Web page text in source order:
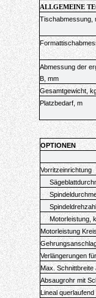
ALLGEMEINE
Tischabmessung,
Abmessung der
B, mm
Gesamtgewicht,
Platzbedarf, m
OPTIONEN
Vorritzeinrichtung
Motorleistung,
Motorleistung
Verlängerungen
Max. Schnittbreite
Absaugrohr mit
Lineal